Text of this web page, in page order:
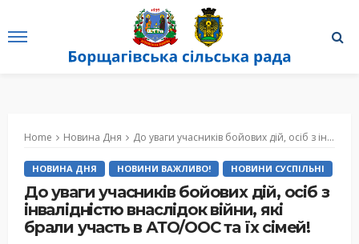
Home Новина Дня До уваги учасників бойових дій, осіб з інвалідністю внаслідок війни, які брали участь в АТО/ООС та їх сімей!
НОВИНА ДНЯ НОВИНИ ВАЖЛИВО! НОВИНИ СУСПІЛЬНІ
До уваги учасників бойових дій, осіб з
інвалідністю внаслідок війни, які
брали участь в АТО/ООС та їх сімей!